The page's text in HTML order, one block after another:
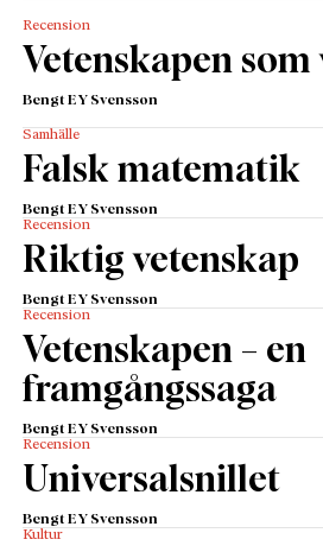
Recension
Vetenskapen som
Bengt E Y Svensson
Samhälle
Falsk matematik
Bengt E Y Svensson
Recension
Riktig vetenskap
Bengt E Y Svensson
Recension
Vetenskapen – en
framgångssaga
Bengt E Y Svensson
Recension
Universalsnillet
Bengt E Y Svensson
Kultur